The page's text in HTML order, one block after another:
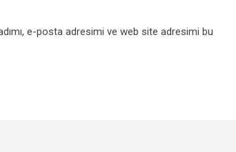
e-posta adresimi ve web site adresimi bu